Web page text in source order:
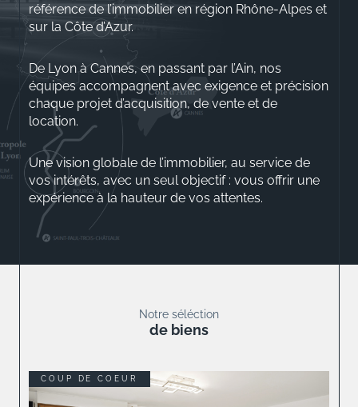
référence de l’immobilier en région Rhône-Alpes et
sur la Côte d’Azur.
De Lyon à Cannes, en passant par l’Ain, nos
équipes accompagnent avec exigence et précision
chaque projet d’acquisition, de vente et de
location.
Une vision globale de l’immobilier, au service de
vos intérêts, avec un seul objectif : vous offrir une
expérience à la hauteur de vos attentes.
Notre séléction
de biens
COUP DE COEUR